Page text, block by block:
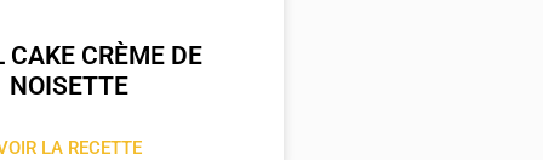
CAKE CRÈME DE
NOISETTE
LA RECETTE